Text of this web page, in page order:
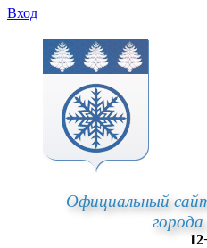
Вход
Официальный